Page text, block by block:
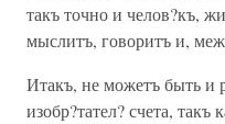
такъ точно и челов?къ,
мыслитъ, говоритъ и,
Итакъ, не можетъ быть и
изобр?тател? счета, такъ